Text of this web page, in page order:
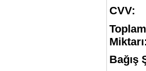
CVV:
Bağış